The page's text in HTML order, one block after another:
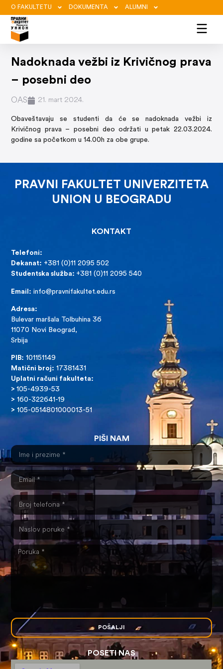
O FAKULTETU DOKUMENTA ALUMNI
Nadoknada vežbi iz Krivičnog prava
– posebni deo
OAS 21. mart 2024.
Obaveštavaju se studenti da će se nadoknada vežbi iz
Krivičnog prava – posebni deo održati u petak 22.03.2024.
godine sa početkom u 14.00h za obe grupe.
PRAVNI FAKULTET UNIVERZITETA
UNION U BEOGRADU
KONTAKT
Telefoni:
Dekanat: +381 (0)11 2095 502
Studentska služba: +381 (0)11 2095 540
Email: info@pravnifakultet.edu.rs
Adresa:
Bulevar maršala Tolbuhina 36
11070 Novi Beograd,
Srbija
PIB: 101151149
Matični broj: 17381431
Uplatni računi fakulteta:
>105-4939-53
> 160-322641-19
> 105-0514801000013-51
PIŠI NAM
POŠALJI
POSETI NAS